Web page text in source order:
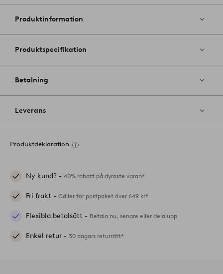
till
favoriter
Produktinformation
Produktspecifikation
Betalning
Leverans
Produktdeklaration
Ny kund? - 40% rabatt på dyraste varan*
Fri frakt - Gäller för postpaket över 649 kr*
Flexibla betalsätt - Betala nu, senare eller dela upp
Enkel retur - 30 dagars returrätt*